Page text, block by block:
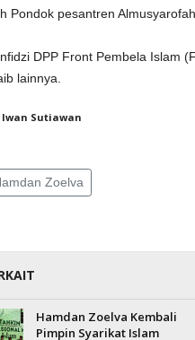
Pondok pesantren
DPP Front Pembela Islam
lainnya.
Sutiawan
Zoelva
Hamdan Zoelva Kembali
Pimpin Syarikat Islam